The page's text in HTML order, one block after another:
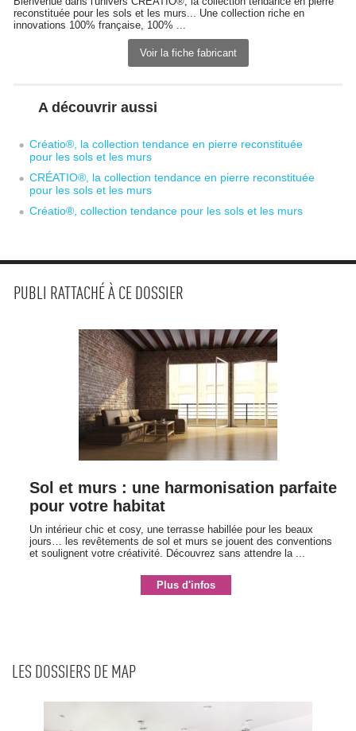
reconstituée pour les sols et les murs... Une collection riche en
innovations 100% française, 100% ...
Voir la fiche fabricant
A découvrir aussi
Créatio®, la collection tendance en pierre reconstituée
pour les sols et les murs
CRÉATIO®, la collection tendance en pierre reconstituée
pour les sols et les murs
Créatio®, collection tendance pour les sols et les murs
PUBLI RATTACHÉ À CE DOSSIER
Sol et murs : une harmonisation parfaite
pour votre habitat
Un intérieur chic et cosy, une terrasse habillée pour les beaux
jours… les revêtements de sol et murs se jouent des conventions
et soulignent votre créativité. Découvrez sans attendre la ...
Plus d'infos
LES DOSSIERS DE MAP